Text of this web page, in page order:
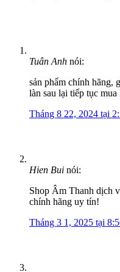
Tuân Anh nói:
sản phẩm chính hãng,
làn sau lại tiếp tục mua
Tháng 8 22, 2024 tại
Hien Bui nói:
Shop Âm Thanh dịch
chính hãng uy tín!
Tháng 3 1, 2025 tại